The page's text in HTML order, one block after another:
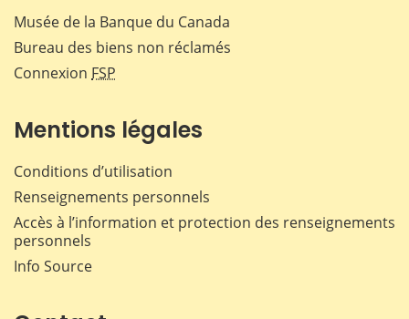
Musée de la Banque du Canada
Bureau des biens non réclamés
Connexion FSP
Mentions légales
Conditions d’utilisation
Renseignements personnels
Accès à l’information et protection des renseignements
personnels
Info Source